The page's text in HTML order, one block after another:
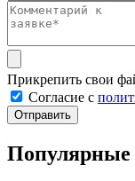
Прикрепить свои
Cогласие с
Отправить
Популярные